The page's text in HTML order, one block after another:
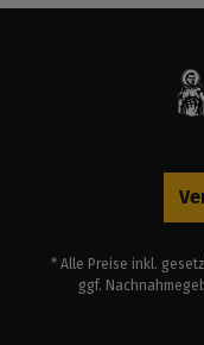
* Alle Preise inkl.
ggf.